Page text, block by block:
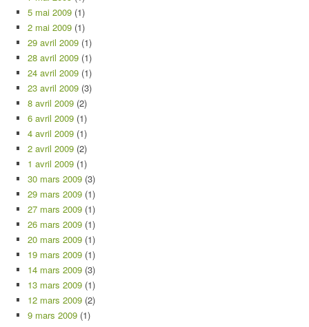
5 mai 2009 (1)
2 mai 2009 (1)
29 avril 2009 (1)
28 avril 2009 (1)
24 avril 2009 (1)
23 avril 2009 (3)
8 avril 2009 (2)
6 avril 2009 (1)
4 avril 2009 (1)
2 avril 2009 (2)
1 avril 2009 (1)
30 mars 2009 (3)
29 mars 2009 (1)
27 mars 2009 (1)
26 mars 2009 (1)
20 mars 2009 (1)
19 mars 2009 (1)
14 mars 2009 (3)
13 mars 2009 (1)
12 mars 2009 (2)
9 mars 2009 (1)